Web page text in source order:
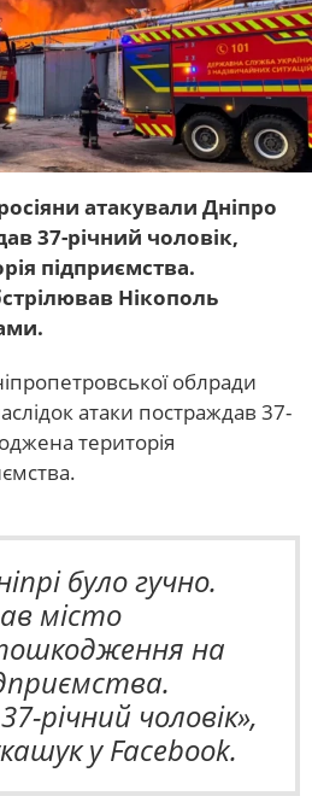
атакували Дніпро
37-річний чоловік,
підприємства.
Нікополь
облради
атаки постраждав 37-
територія
було гучно.
місто
на
річний чоловік»,
у Facebook.